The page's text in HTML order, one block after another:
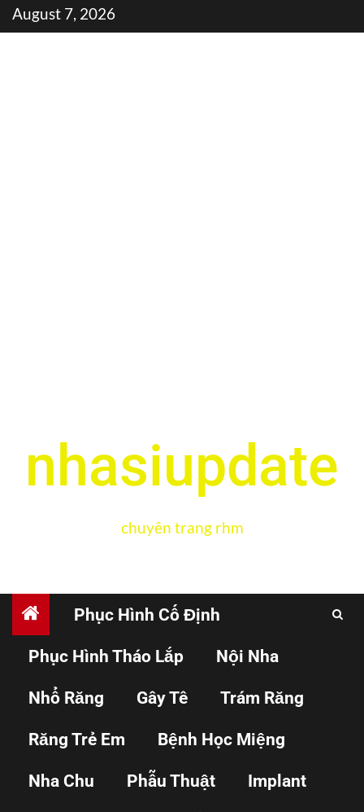
Skip
to
August 7, 2026
nhasiupdate
chuyên trang rhm
Phục Hình Cố Định
Phục Hình Tháo Lắp Nội Nha
Nhổ Răng Gây Tê Trám Răng
Răng Trẻ Em Bệnh Học Miệng
Nha Chu Phẫu Thuật Implant
Các kĩ thuật gây tê
hàm trên